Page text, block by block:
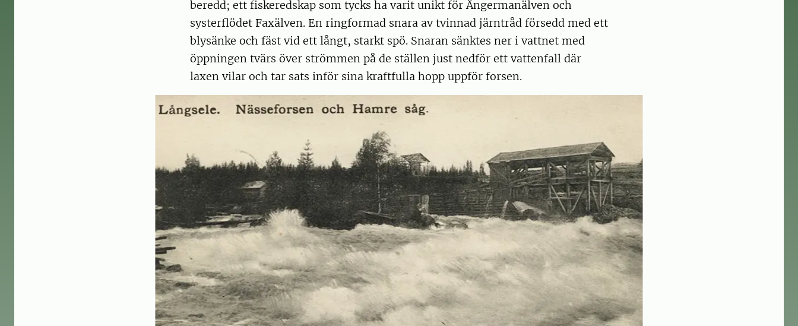
beredd; ett fiskeredskap som tycks ha varit unikt för Ångermanälven och
systerflödet Faxälven. En ringformad snara av tvinnad järntråd försedd med ett
blysänke och fäst vid ett långt, starkt spö. Snaran sänktes ner i vattnet med
öppningen tvärs över strömmen på de ställen just nedför ett vattenfall där
laxen vilar och tar sats inför sina kraftfulla hopp uppför forsen.